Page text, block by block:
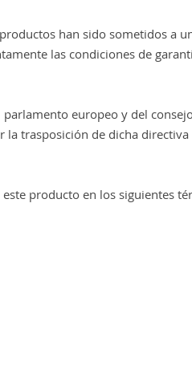
han sido sometidos a
las condiciones de
europeo y del
trasposición de dicha
este producto en los siguientes